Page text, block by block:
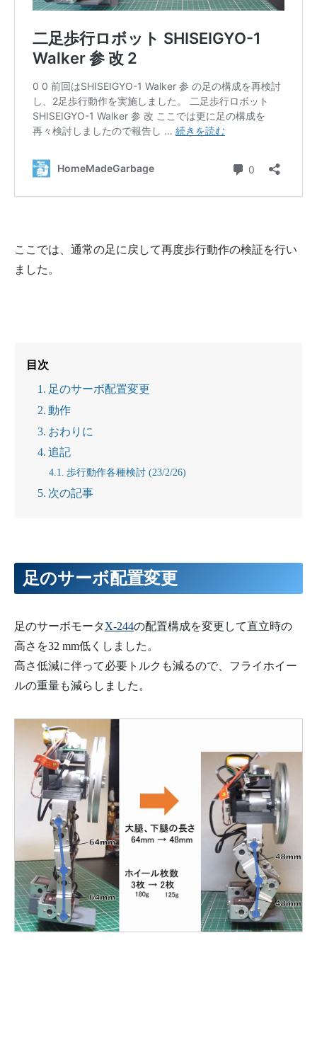
ここでは、通常の足に戻して再度歩行動作の検証を行い
ました。
目次
足のサーボ配置変更
動作
おわりに
追記
歩行動作各種検討 (23/2/26)
次の記事
足のサーボ配置変更
足のサーボモータX-244の配置構成を変更して直立時の
高さを32 mm低くしました。
高さ低減に伴って必要トルクも減るので、フライホイー
ルの重量も減らしました。